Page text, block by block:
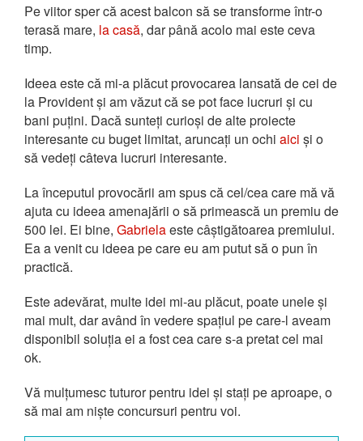
Pe viitor sper că acest balcon să se transforme într-o
terasă mare, la casă, dar până acolo mai este ceva
timp.
Ideea este că mi-a plăcut provocarea lansată de cei de
la Provident și am văzut că se pot face lucruri și cu
bani puțini. Dacă sunteți curioși de alte proiecte
interesante cu buget limitat, aruncați un ochi aici și o
să vedeți câteva lucruri interesante.
La începutul provocării am spus că cel/cea care mă vă
ajuta cu ideea amenajării o să primească un premiu de
500 lei. Ei bine, Gabrielaeste câștigătoarea premiului.
Ea a venit cu ideea pe care eu am putut să o pun în
practică.
Este adevărat, multe idei mi-au plăcut, poate unele și
mai mult, dar având în vedere spațiul pe care-l aveam
disponibil soluția ei a fost cea care s-a pretat cel mai
ok.
Vă mulțumesc tuturor pentru idei și stați pe aproape, o
să mai am niște concursuri pentru voi.